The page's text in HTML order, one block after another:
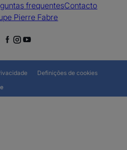
frequentesContacto
Pierre Fabre
Definições de cookies